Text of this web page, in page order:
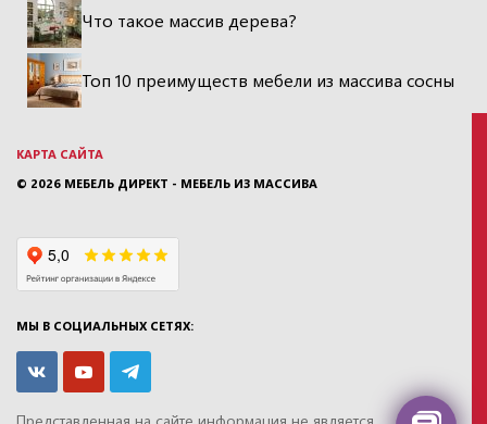
Что такое массив дерева?
Топ 10 преимуществ мебели из массива сосны
КАРТА САЙТА
© 2026 МЕБЕЛЬ ДИРЕКТ - МЕБЕЛЬ ИЗ МАССИВА
МЫ В СОЦИАЛЬНЫХ СЕТЯХ: